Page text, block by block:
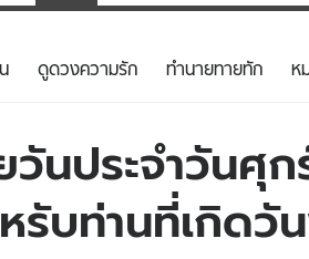
ดูดวง - ตรวจหวย
สถิติหวยไทย
หวยลาว
ดูดวงความรัก ทํานายทายทัก ห
นประจำวันศุ
รับท่านที่เกิด